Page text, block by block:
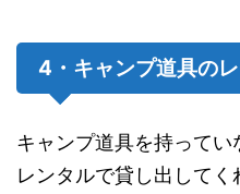
4・キャンプ道具の
キャンプ道具を持って
レンタルで貸し出して